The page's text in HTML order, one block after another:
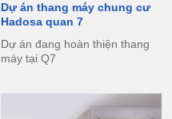
Dự án thang máy chung cư
Hadosa quan 7
Dự án đang hoàn thiện thang
máy tại Q7